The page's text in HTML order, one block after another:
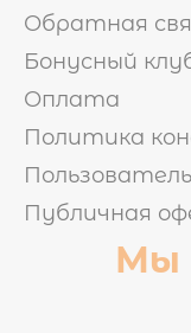
ЛИЧНЫЙ
АКЦИИ
УСЛОВИЯ
ОПЛАТА
КЭШБЭК
ФРАНШИЗА
Обратная
Бонусный
Оплата
Политика
Публичная
Мы